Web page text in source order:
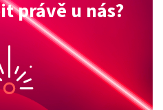
právě u nás?